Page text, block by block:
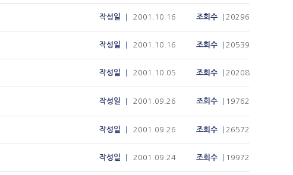
작성일 2001.10.16 조회수 20296
작성일 2001.10.16 조회수 20539
작성일 2001.10.05 조회수 20208
작성일 2001.09.26 조회수 19762
작성일 2001.09.26 조회수 26572
작성일 2001.09.24 조회수 19972